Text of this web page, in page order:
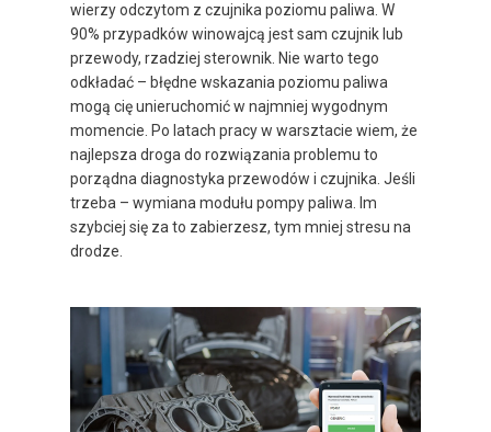
wierzy odczytom z czujnika poziomu paliwa. W
90% przypadków winowajcą jest sam czujnik lub
przewody, rzadziej sterownik. Nie warto tego
odkładać – błędne wskazania poziomu paliwa
mogą cię unieruchomić w najmniej wygodnym
momencie. Po latach pracy w warsztacie wiem, że
najlepsza droga do rozwiązania problemu to
porządna diagnostyka przewodów i czujnika. Jeśli
trzeba – wymiana modułu pompy paliwa. Im
szybciej się za to zabierzesz, tym mniej stresu na
drodze.